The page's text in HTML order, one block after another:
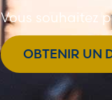
Vous souhaitez
OBTENIR UN